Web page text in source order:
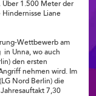
Über 1.500 Meter der
Liane
Wettbewerb am
in Unna, wo auch
den ersten
nehmen wird. Im
Nord Berlin) die
7,30